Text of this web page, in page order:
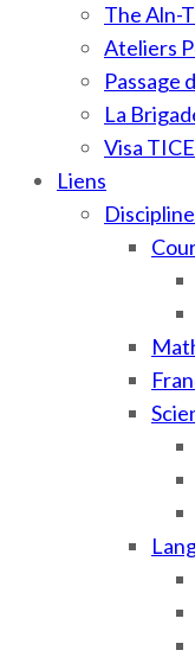
The Aln-
Ateliers
Passage
La
Visa TICE
Liens